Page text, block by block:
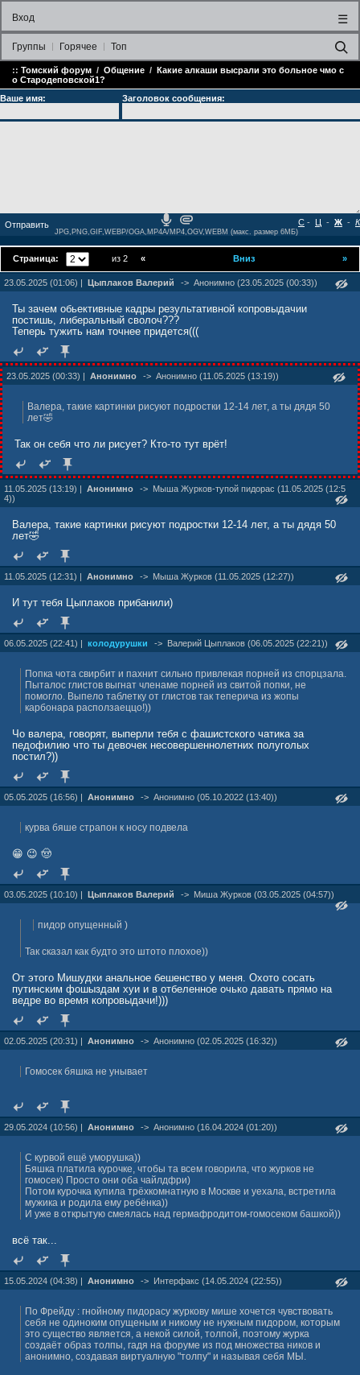
Вход ☰
Группы Горячее Топ
:: Томский форум / Общение / Какие алкаши высрали это больное чмо с
о Стародеповской1?
Ваше имя:
Заголовок сообщения:
- Ц - Ж - К
С
JPG,PNG,GIF,WEBP/OGA,MP4A/MP4,OGV,WEBM (макс. размер 6МБ)
Страница: из 2 »
« Вниз
23.05.2025 (01:06) | Цыплаков Валерий -> Анонимно (23.05.2025 (00:33))
Ты зачем обьективные кадры результативной копровыдачии
постишь, либеральный сволоч???
Теперь тужить нам точнее придется(((
23.05.2025 (00:33) | Анонимно -> Анонимно (11.05.2025 (13:19))
Валера, такие картинки рисуют подростки 12-14 лет, а ты дядя 50
лет🤣
Так он себя что ли рисует? Кто-то тут врёт!
11.05.2025 (13:19) | Анонимно -> Мыша Жуpков-тупой пидорас (11.05.2025 (12:5
4))
Валера, такие картинки рисуют подростки 12-14 лет, а ты дядя 50
лет🤣
11.05.2025 (12:31) | Анонимно -> Мыша Жуpков (11.05.2025 (12:27))
И тут тебя Цыплаков прибанили)
06.05.2025 (22:41) | колодурушки -> Валерий Цыплаков (06.05.2025 (22:21))
Попка чота свирбит и пахнит сильно привлекая порней из спорцзала.
Пыталос глистов выгнат членаме порней из свитой попки, не
помогло. Выпело таблетку от глистов так теперича из жопы
карбонара расползаеццо!))
Чо валера, говорят, выперли тебя с фашистского чатика за
педофилию что ты девочек несовершеннолетних полуголых
постил?))
05.05.2025 (16:56) | Анонимно -> Анонимно (05.10.2022 (13:40))
курва бяше страпон к носу подвела
😁 😉 🤠
03.05.2025 (10:10) | Цыплаков Валерий -> Миша Жуpков (03.05.2025 (04:57))
пидор опущенный )
Так сказал как будто это штото плохое))
От этого Мишудки анальное бешенство у меня. Охото сосать
путинским фошыздам хуи и в отбеленное очько давать прямо на
ведре во время копровыдачи!)))
02.05.2025 (20:31) | Анонимно -> Анонимно (02.05.2025 (16:32))
Гомосек бяшка не унывает
29.05.2024 (10:56) | Анонимно -> Анонимно (16.04.2024 (01:20))
С курвой ещё уморушка))
Бяшка платила курочке, чтобы та всем говорила, что журков не
гомосек) Просто они оба чайлдфри)
Потом курочка купила трёхкомнатную в Москве и уехала, встретила
мужика и родила ему ребёнка))
И уже в открытую смеялась над гермафродитом-гомосеком башкой))
всё так...
15.05.2024 (04:38) | Анонимно -> Интерфакс (14.05.2024 (22:55))
По Фрейду : гнойному пидорасу журкову мише хочется чувствовать
себя не одиноким опущеным и никому не нужным пидором, которым
это существо является, а некой силой, толпой, поэтому журка
создаёт образ толпы, гадя на форуме из под множества ников и
анонимно, создавая виртуалную "толпу" и называя себя МЫ.